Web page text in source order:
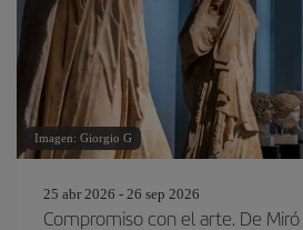
Imagen: Giorgio G
25 abr 2026 - 26 sep 2026
Compromiso con el arte. De